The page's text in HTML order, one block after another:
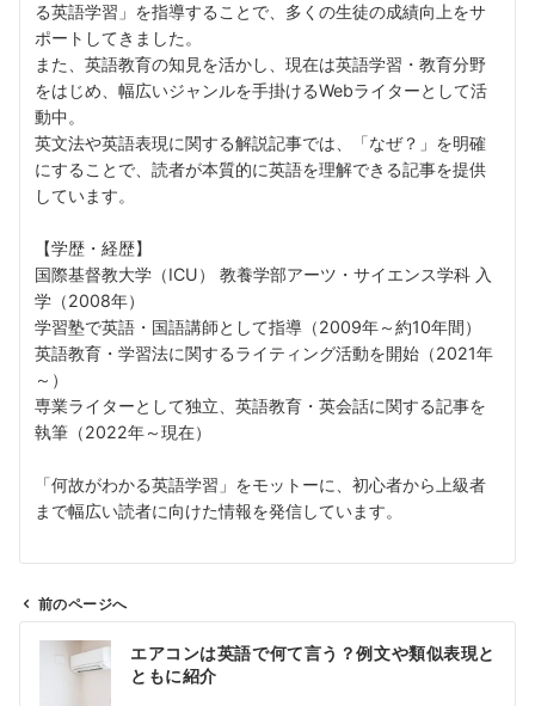
る英語学習」を指導することで、多くの生徒の成績向上をサ
ポートしてきました。
また、英語教育の知見を活かし、現在は英語学習・教育分野
をはじめ、幅広いジャンルを手掛けるWebライターとして活
動中。
英文法や英語表現に関する解説記事では、「なぜ？」を明確
にすることで、読者が本質的に英語を理解できる記事を提供
しています。
【学歴・経歴】
国際基督教大学（ICU） 教養学部アーツ・サイエンス学科 入
学（2008年）
学習塾で英語・国語講師として指導（2009年～約10年間）
英語教育・学習法に関するライティング活動を開始（2021年
～）
専業ライターとして独立、英語教育・英会話に関する記事を
執筆（2022年～現在）
「何故がわかる英語学習」をモットーに、初心者から上級者
まで幅広い読者に向けた情報を発信しています。
前のページへ
エアコンは英語で何て言う？例文や類似表現と
ともに紹介